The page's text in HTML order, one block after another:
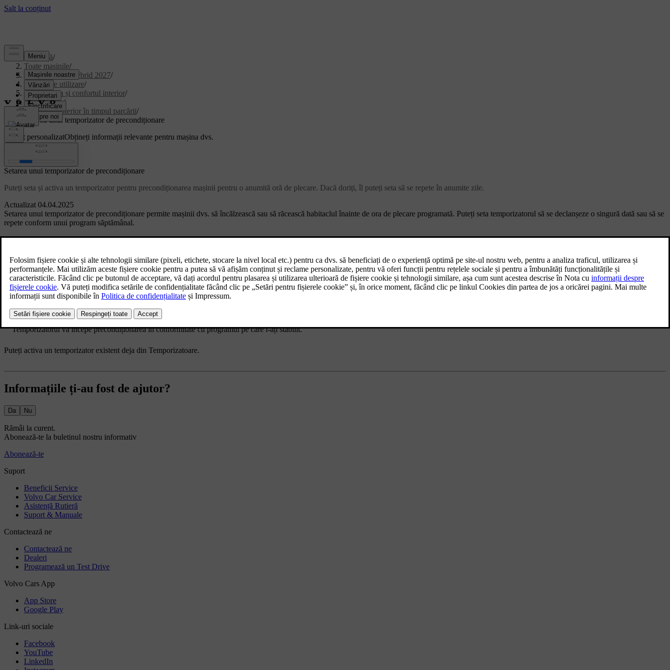
Asistență/
Toate mașinile/
XC90 Plug-in Hybrid 2027/
Manual de utilizare/
Climatizarea și confortul interior/
climatizarea./
Climatul interior în timpul parcării/
Setarea unui temporizator de precondiționare
Suport personalizatObțineți informații relevante pentru mașina dvs.
Conectează-te
Actualizat 04.04.2025
Setarea unui temporizator de precondiționare
Puteți seta și activa un temporizator pentru precondiționarea mașinii pentru o anumită oră de plecare. Dacă doriți, îl puteți seta să se repete în anumite zile.
Setarea unui temporizator de precondiționare permite mașinii dvs. să încălzească sau să răcească habitaclul înainte de ora de plecare programată. Puteți seta temporizatorul să se declanșeze o singură dată sau să se
repete conform unui program săptămânal.
Accesați Temporizatoare climatizare → Adăugare temporizator
Selectați o oră de plecare.
S-a setat temporizatorul.
Setarea repetării temporizatorului
ActivațiRepetare săptămânalăpentru a seta un program săptămânal și selectați una sau mai multe zile ale săptămânii.
ApăsațiSalvare.
Temporizatorul va începe precondiționarea în conformitate cu programul pe care l-ați stabilit.
Puteți activa un temporizator existent deja din Temporizatoare.
Informațiile ți-au fost de ajutor?
Da Nu